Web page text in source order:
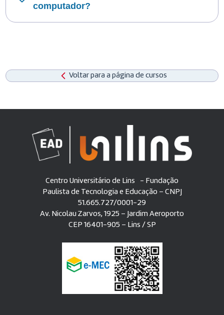
computador?
Voltar para a página de cursos
Centro Universitário de Lins - Fundação
Paulista de Tecnologia e Educação – CNPJ
51.665.727/0001-29
Av. Nicolau Zarvos, 1925 – Jardim Aeroporto
CEP 16401-905 – Lins / SP